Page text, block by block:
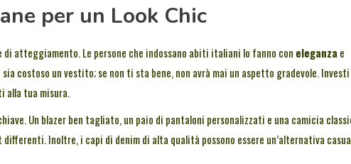
per un Look Chic
di atteggiamento. Le persone che indossano abiti italiani lo fanno con eleganza e
costoso un vestito; se non ti sta bene, non avrà mai un aspetto gradevole.
alla tua misura.
Un blazer ben tagliato, un paio di pantaloni personalizzati e una camicia
Inoltre, i capi di denim di alta qualità possono essere un’alternativa